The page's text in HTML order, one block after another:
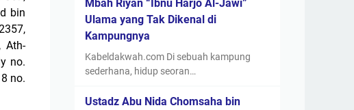
bin
Ath-
no.
no.
Mbah Riyan “Ibnu Harjo Al-Jawi”
Ulama yang Tak Dikenal di
Kampungnya
Kabeldakwah.com Di sebuah kampung
sederhana, hidup seoran…
Ustadz Abu Nida Chomsaha bin